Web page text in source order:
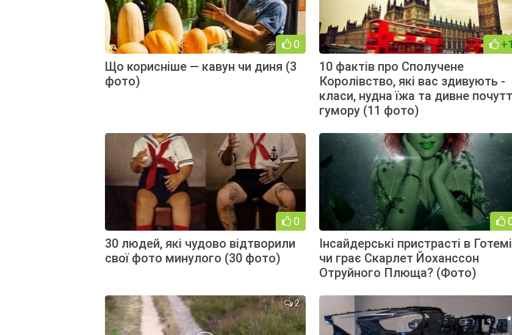
0
Що корисніше — кавун чи диня (3
фото)
+1
10 фактів про Сполучене
Королівство, які вас здивують -
класи, нудна їжа та дивне
гумору (11 фото)
0
30 людей, які чудово відтворили
свої фото минулого (30 фото)
Інсайдерські пристрасті в
чи грає Скарлет Йоханссон
Отруйного Плюща? (Фото)
2